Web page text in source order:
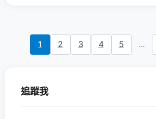
1 2 3 4 5 ...
追蹤我